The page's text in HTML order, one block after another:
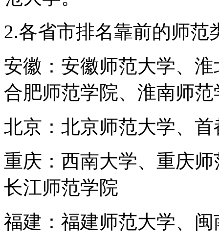
2.各省市排名靠前的师范
安徽：安徽师范大学、
合肥师范学院、淮南师范
北京：北京师范大学、
重庆：西南大学、重庆
长江师范学院
福建：福建师范大学、